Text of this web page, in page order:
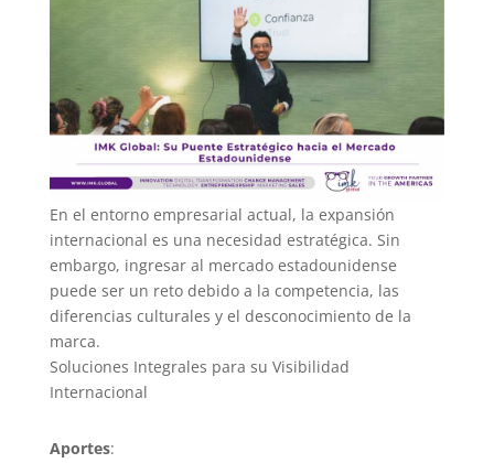
En el entorno empresarial actual, la expansión
internacional es una necesidad estratégica. Sin
embargo, ingresar al mercado estadounidense
puede ser un reto debido a la competencia, las
diferencias culturales y el desconocimiento de la
marca.
Soluciones Integrales para su Visibilidad
Internacional
Aportes: